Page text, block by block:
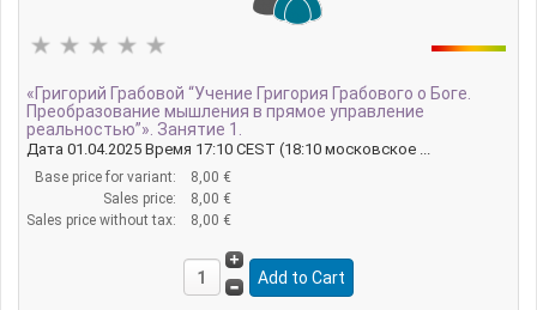
«Григорий Грабовой “Учение Григория Грабового о Боге.
Преобразование мышления в прямое управление
реальностью”». Занятие 1.
Дата 01.04.2025 Время 17:10 CEST (18:10 московское ...
Base price for variant:
8,00 €
Sales price:
8,00 €
Sales price without tax:
8,00 €